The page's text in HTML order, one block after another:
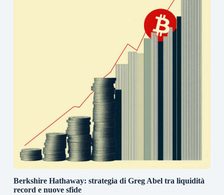
Berkshire Hathaway: strategia di Greg Abel tra liquidità
record e nuove sfide